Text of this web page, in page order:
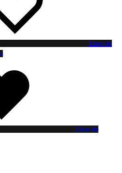
Liste de
Liste de